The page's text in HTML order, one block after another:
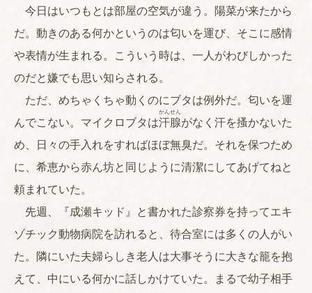
今日はいつもとは部屋の空気が違う。陽菜が来たから
だ。動きのある何かというのは匂いを運び、そこに感情
や表情が生まれる。こういう時は、一人がわびしかった
のだと嫌でも思い知らされる。
ただ、めちゃくちゃ動くのにブタは例外だ。匂いを運
んでこない。マイクロブタは汗
かん
腺
せん
がなく汗を搔かないた
め、日々の手入れをすればほぼ無臭だ。それを保つため
に、希恵から赤ん坊と同じように清潔にしてあげてねと
頼まれていた。
先週、『成瀬キッド』と書かれた診察券を持ってエキ
ゾチック動物病院を訪れると、待合室には多くの人がい
た。隣にいた夫婦らしき老人は大事そうに大きな籠を抱
えて、中にいる何かに話しかけていた。まるで幼子相手